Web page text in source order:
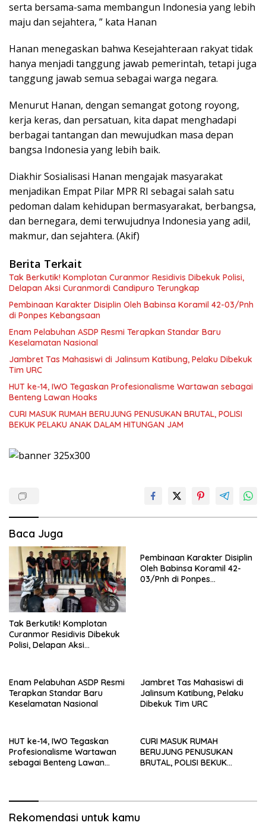
serta bersama-sama membangun Indonesia yang lebih
maju dan sejahtera, ” kata Hanan
Hanan menegaskan bahwa Kesejahteraan rakyat tidak
hanya menjadi tanggung jawab pemerintah, tetapi juga
tanggung jawab semua sebagai warga negara.
Menurut Hanan, dengan semangat gotong royong,
kerja keras, dan persatuan, kita dapat menghadapi
berbagai tantangan dan mewujudkan masa depan
bangsa Indonesia yang lebih baik.
Diakhir Sosialisasi Hanan mengajak masyarakat
menjadikan Empat Pilar MPR RI sebagai salah satu
pedoman dalam kehidupan bermasyarakat, berbangsa,
dan bernegara, demi terwujudnya Indonesia yang adil,
makmur, dan sejahtera. (Akif)
Berita Terkait
Tak Berkutik! Komplotan Curanmor Residivis Dibekuk Polisi,
Delapan Aksi Curanmordi Candipuro Terungkap
Pembinaan Karakter Disiplin Oleh Babinsa Koramil 42-03/Pnh
di Ponpes Kebangsaan
Enam Pelabuhan ASDP Resmi Terapkan Standar Baru
Keselamatan Nasional
Jambret Tas Mahasiswi di Jalinsum Katibung, Pelaku Dibekuk
Tim URC
HUT ke-14, IWO Tegaskan Profesionalisme Wartawan sebagai
Benteng Lawan Hoaks ‎
CURI MASUK RUMAH BERUJUNG PENUSUKAN BRUTAL, POLISI
BEKUK PELAKU ANAK DALAM HITUNGAN JAM
Baca Juga
Tak Berkutik! Komplotan
Curanmor Residivis Dibekuk
Polisi, Delapan Aksi
Pembinaan Karakter Disiplin
Oleh Babinsa Koramil 42-
03/Pnh di Ponpes
Enam Pelabuhan ASDP Resmi
Terapkan Standar Baru
Keselamatan Nasional
Jambret Tas Mahasiswi di
Jalinsum Katibung, Pelaku
Dibekuk Tim URC
HUT ke-14, IWO Tegaskan
Profesionalisme Wartawan
sebagai Benteng Lawan
CURI MASUK RUMAH
BERUJUNG PENUSUKAN
BRUTAL, POLISI BEKUK
Rekomendasi untuk kamu